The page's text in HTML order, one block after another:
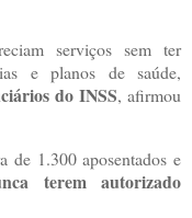
serviços sem ter
e planos de saúde,
doINSS, afirmou
de 1.300 aposentados e
terem autorizado